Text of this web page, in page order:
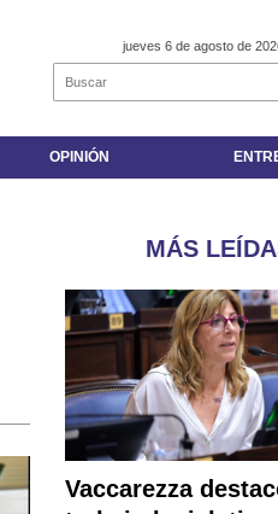
jueves 6 de agosto de
OPINIÓN
MÁS
Vaccarezza